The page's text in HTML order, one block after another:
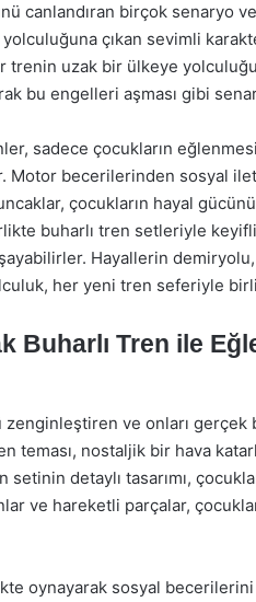
canlandıran birçok senaryo
çıkan sevimli
trenin uzak bir ülkeye
bu engelleri aşması gibi
sadece çocukların
Motor becerilerinden sosyal
çocukların hayal
buharlı tren setleriyle
Hayallerin
her yeni tren seferiyle
Buharlı Tren ile
ve onları
teması, nostaljik bir hava
detaylı tasarımı,
ve hareketli parçalar,
oynayarak sosyal